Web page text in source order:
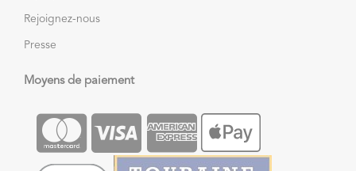
Rejoignez-nous
Presse
Moyens de paiement